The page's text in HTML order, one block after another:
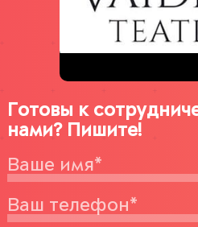
Готовы к
нами? Пишите!